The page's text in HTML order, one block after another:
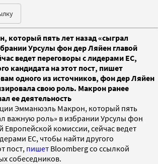
который пять лет назад «сыграл
Урсулы фон дер Ляйен главой
ведет переговоры с лидерами ЕС,
кандидата на этот пост, пишет
одного из источников, фон дер Ляйен
свою роль. Макрон ранее
ее деятельность
Эмманюэль Макрон, который пять
важную роль» в избрании Урсулы фон
Европейской комиссии, сейчас ведет
ЕС, чтобы найти другого
пост, пишет Bloomberg со ссылкой
собеседников.